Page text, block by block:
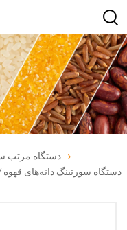
دستگاه مرتب
دستگاه سورتینگ دانه‌های